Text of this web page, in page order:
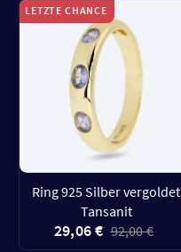
LETZTE CHANCE
Ring 925 Silber vergoldet
Tansanit
29,06 € 92,00 €